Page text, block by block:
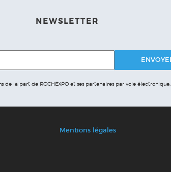
NEWSLETTER
de la part de ROCHEXPO et ses partenaires par voie électronique.
Mentions légales